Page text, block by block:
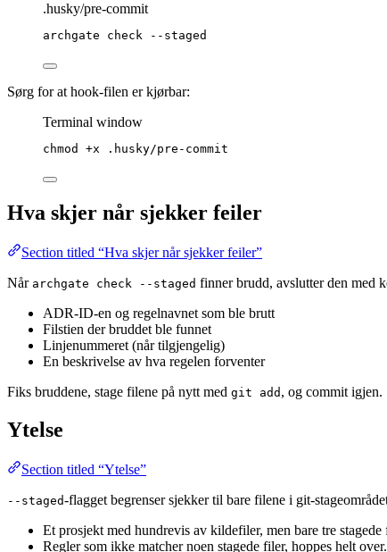
.husky/pre-commit
archgate check --staged
Sørg for at hook-filen er kjørbar:
Terminal window
chmod +x .husky/pre-commit
Hva skjer når sjekker feiler
Section titled “Hva skjer når sjekker feiler”
Når archgate check --staged finner brudd, avslutter den med
ADR-ID-en og regelnavnet som ble brutt
Filstien der bruddet ble funnet
Linjenummeret (når tilgjengelig)
En beskrivelse av hva regelen forventer
Fiks bruddene, stage filene på nytt med git add , og commit igjen.
Ytelse
Section titled “Ytelse”
--staged-flagget begrenser sjekker til bare filene i git-
Et prosjekt med hundrevis av kildefiler, men bare tre
Regler som ikke matcher noen stagede filer, hoppes helt over.